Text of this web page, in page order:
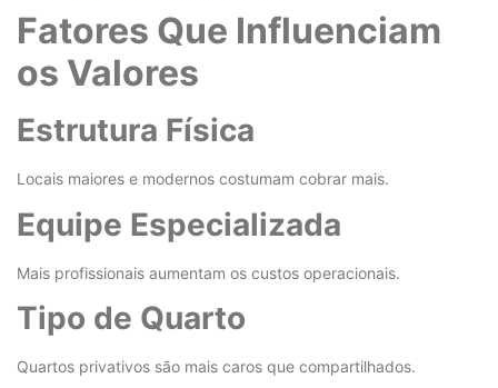
Fatores Que Influenciam
os Valores
Estrutura Física
Locais maiores e modernos costumam cobrar mais.
Equipe Especializada
Mais profissionais aumentam os custos operacionais.
Tipo de Quarto
Quartos privativos são mais caros que compartilhados.